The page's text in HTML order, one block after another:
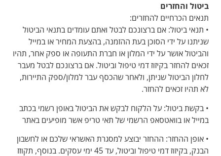
ביטול והחזרים
תנאים הכרחיים להחזרים:
• תנאי ביטול: אם ברצונכם לבטל ואתם עומדים בתנאי הביטול
שניתנו על ידי הסוכן בעת ההזמנה, בהצעת המחיר או במייל
והביטול אושר על ידי המלון או חברת התעופה או ספק אחר, תהיו
זכאים להחזר בקיזוז דמי טיפול וביטול. אם ברצונכם לבטל מעבר
לחלון הביטול שניתן, ולאחר שהכסף עבר למלון/ספק התיירות,
לא תהיו זכאים להחזר.
• בקשת ביטול: על הלקוח לבקש את הביטול באופן רשמי בכתב
במייל או בוואטסאפ הרשמי של תאי טריפ אשר מופיעים באתר
• אופן ההחזר: ההחזר יבוצע למסגרת האשראי שלכם או לחשבון
הבנק, בקיזוז דמי טיפול וביטול, עד 45 ימי עסקים. בנוסף, תקוזז